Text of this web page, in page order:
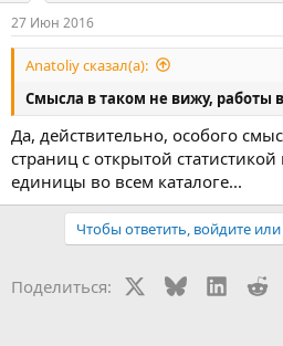
27 Июн 2016
Anatoliy сказал(а):
Смысла в таком не вижу, работы
Да, действительно, особого
страниц с открытой
единицы во всем каталоге...
Чтобы ответить, войдите или
Поделиться: Bluesky